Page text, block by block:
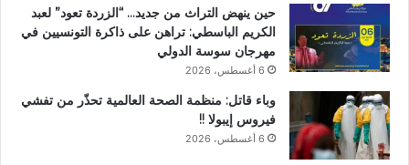
حين ينهض التراث من جديد… “الزردة تعود” لعبد
الكريم الباسطي: تراهن على ذاكرة التونسيين في
مهرجان سوسة الدولي
6 أغسطس، 2026
وباء قاتل: منظمة الصحة العالمية تحذّر من تفشي
فيروس إيبولا !!
6 أغسطس، 2026